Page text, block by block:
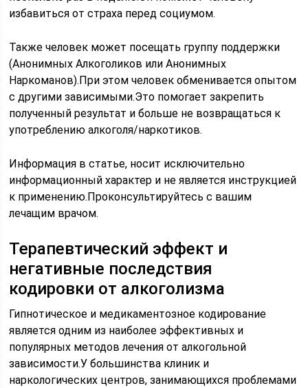
избавиться от страха перед социумом.
Также человек может посещать группу поддержки
(Анонимных Алкоголиков или Анонимных
Наркоманов).При этом человек обменивается опытом
с другими зависимыми.Это помогает закрепить
полученный результат и больше не возвращаться к
употреблению алкоголя/наркотиков.
Информация в статье, носит исключительно
информационный характер и не является инструкцией
к применению.Проконсультируйтесь с вашим
лечащим врачом.
Терапевтический эффект и
негативные последствия
кодировки от алкоголизма
Гипнотическое и медикаментозное кодирование
является одним из наиболее эффективных и
популярных методов лечения от алкогольной
зависимости.У большинства клиник и
наркологических центров, занимающихся проблемами